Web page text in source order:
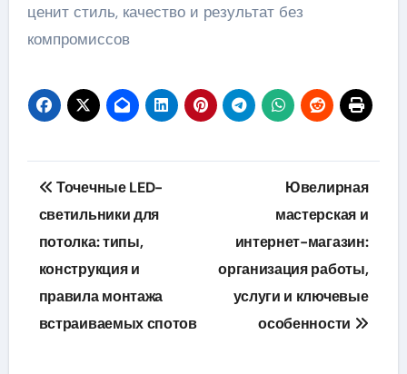
ценит стиль, качество и результат без
компромиссов
Навигация
по
записям
Точечные LED-
светильники для
потолка: типы,
конструкция и
правила монтажа
встраиваемых спотов
Ювелирная
мастерская и
интернет-магазин:
организация работы,
услуги и ключевые
особенности